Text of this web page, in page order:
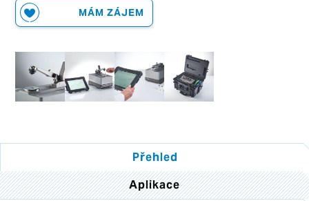
MÁM ZÁJEM
Přehled
Aplikace